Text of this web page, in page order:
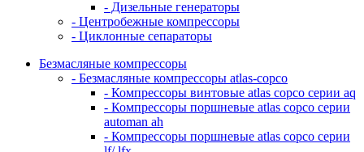
- Дизельные генераторы
- Центробежные компрессоры
- Циклонные сепараторы
Безмасляные компрессоры
- Безмасляные компрессоры atlas-copco
- Компрессоры винтовые atlas copco серии aq
- Компрессоры поршневые atlas copco серии
automan ah
- Компрессоры поршневые atlas copco серии